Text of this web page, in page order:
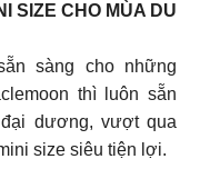
SIZE CHO MÙA DU
sàng cho những
thì luôn sẵn
dương, vượt qua
size siêu tiện lợi.